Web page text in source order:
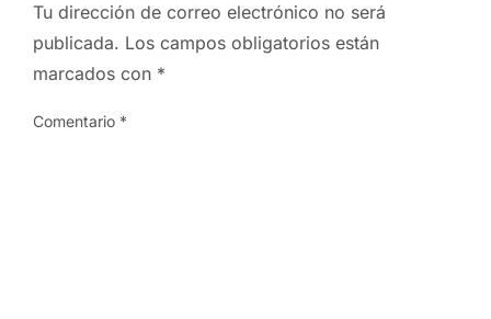
Tu dirección de correo electrónico no será
publicada. Los campos obligatorios están
marcados con *
Comentario *